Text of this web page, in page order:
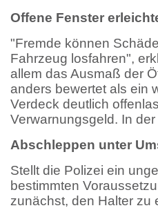
Offene Fenster
"Fremde können
Fahrzeug losfahren",
allem das Ausmaß der
anders bewertet als ein
Verdeck deutlich
Verwarnungsgeld. In
Abschleppen unter
Stellt die Polizei ein
bestimmten
zunächst, den Halter zu